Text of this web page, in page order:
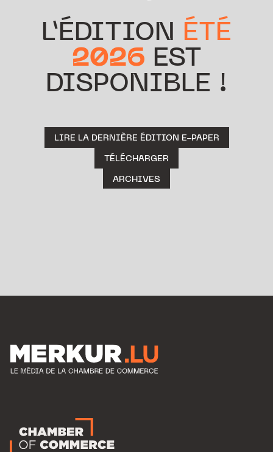
L’ÉDITION ÉTÉ
2026 EST
DISPONIBLE !
LIRE LA DERNIÈRE ÉDITION E-PAPER
TÉLÉCHARGER
ARCHIVES